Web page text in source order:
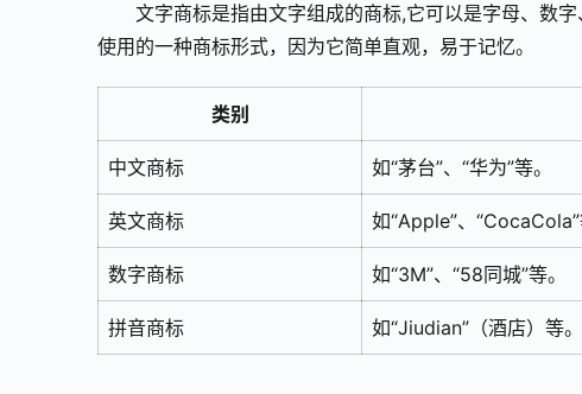
文字商标是指由文字组成的商标,它可以是字母、数
使用的一种商标形式，因为它简单直观，易于记忆。
类别
中文商标 如“茅台”、“华为”等。
英文商标 如“Apple”、“CocaCola”
数字商标 如“3M”、“58同城”等。
拼音商标 如“Jiudian”（酒店）等。